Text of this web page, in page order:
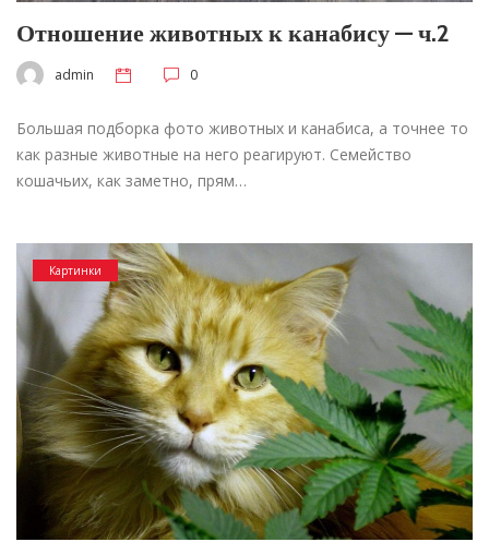
Отношение животных к канабису — ч.2
admin 0
Большая подборка фото животных и канабиса, а точнее то
как разные животные на него реагируют. Семейство
кошачьих, как заметно, прям…
Картинки